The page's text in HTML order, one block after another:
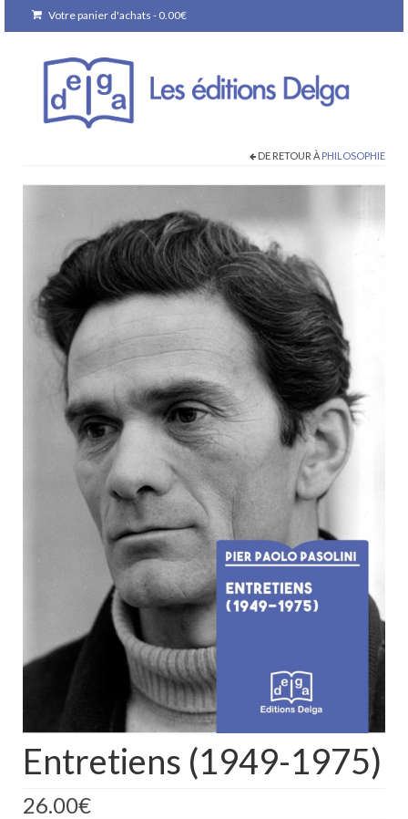
Votre panier d'achats - 0.00€
DE RETOUR À PHILOSOPHIE
Entretiens (1949-1975)
26.00€